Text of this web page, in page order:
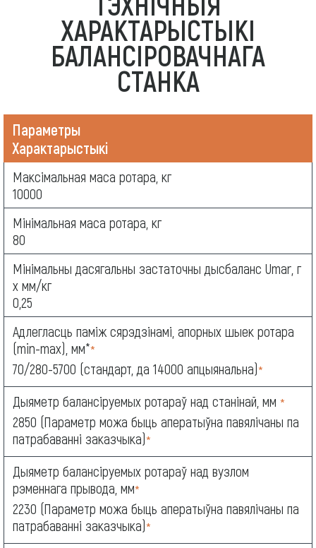
ХАРАКТАРЫСТЫКІ
БАЛАНСІРОВАЧНАГА
СТАНКА
Параметры
Характарыстыкі
Максімальная маса ротара, кг
10000
Мінімальная маса ротара, кг
80
Мінімальны дасягальны застаточны дысбаланс Umar, г
х мм/кг
0,25
Адлегласць паміж сярэдзінамі, апорных шыек ротара
(min-max), мм**
70/280-5700 (стандарт, да 14000 апцыянальна)*
Дыяметр балансіруемых ротараў над станінай, мм *
2850 (Параметр можа быць аператыўна павялічаны па
патрабаванні заказчыка)*
Дыяметр балансіруемых ротараў над вузлом
рэменнага прывода, мм*
2230 (Параметр можа быць аператыўна павялічаны па
патрабаванні заказчыка)*